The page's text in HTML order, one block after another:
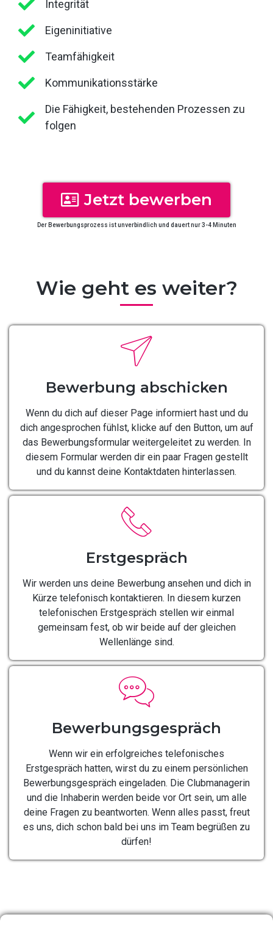
Integrität
Eigeninitiative
Teamfähigkeit
Kommunikationsstärke
Die Fähigkeit, bestehenden Prozessen zu
folgen
Jetzt bewerben
Der Bewerbungsprozess ist unverbindlich und dauert nur 3-4 Minuten
Wie geht es weiter?
Bewerbung abschicken
Wenn du dich auf dieser Page informiert hast und du
dich angesprochen fühlst, klicke auf den Button, um auf
das Bewerbungsformular weitergeleitet zu werden. In
diesem Formular werden dir ein paar Fragen gestellt
und du kannst deine Kontaktdaten hinterlassen.
Erstgespräch
Wir werden uns deine Bewerbung ansehen und dich in
Kürze telefonisch kontaktieren. In diesem kurzen
telefonischen Erstgespräch stellen wir einmal
gemeinsam fest, ob wir beide auf der gleichen
Wellenlänge sind.
Bewerbungsgespräch
Wenn wir ein erfolgreiches telefonisches
Erstgespräch hatten, wirst du zu einem persönlichen
Bewerbungsgespräch eingeladen. Die Clubmanagerin
und die Inhaberin werden beide vor Ort sein, um alle
deine Fragen zu beantworten. Wenn alles passt, freut
es uns, dich schon bald bei uns im Team begrüßen zu
dürfen!